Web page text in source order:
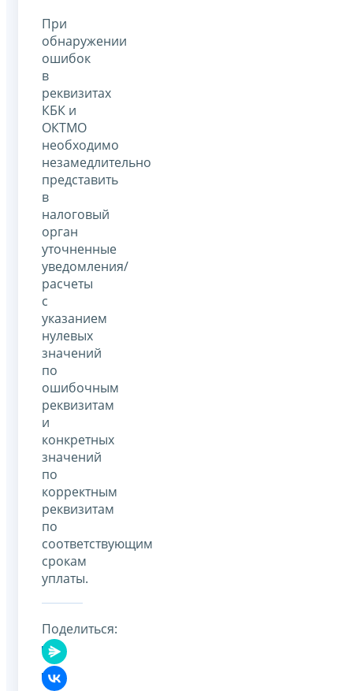
При
обнаружении
ошибок
в
реквизитах
КБК и
ОКТМО
необходимо
незамедлительно
представить
в
налоговый
орган
уточненные
уведомления/
расчеты
с
указанием
нулевых
значений
по
ошибочным
реквизитам
и
конкретных
значений
по
корректным
реквизитам
по
соответствующим
срокам
уплаты.
Поделиться: